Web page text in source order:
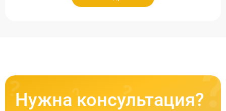
Нужна консультация?